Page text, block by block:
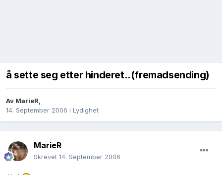
å sette seg etter hinderet..(fremadsending)
Av MarieR,
14. September 2006 i Lydighet
MarieR
Skrevet 14. September 2006